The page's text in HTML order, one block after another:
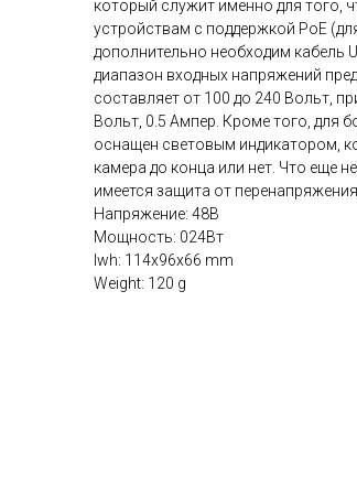
который служит именно для того,
устройствам с поддержкой PoE
дополнительно необходим кабель
диапазон входных напряжений
составляет от 100 до 240 Вольт,
Вольт, 0.5 Aмпер. Кроме того, для
оснащен световым индикатором,
камера до конца или нет. Что еще
имеется защита от
Напряжение: 48В
Мощность: 024Вт
lwh: 114x96x66 mm
Weight: 120 g